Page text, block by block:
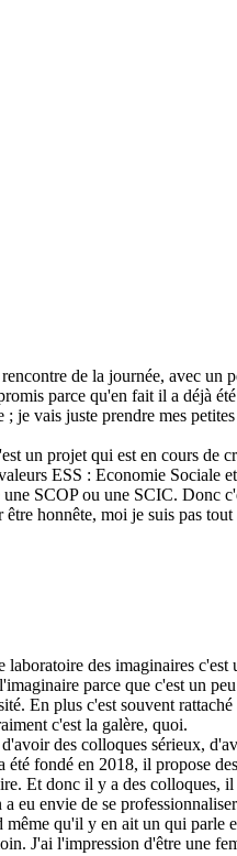
de la journée, avec un
parce qu'en fait il a déjà
je vais juste prendre mes
un projet qui est en cours de
ESS : Economie Sociale
SCOP ou une SCIC. Donc
honnête, moi je suis pas
des imaginaires c'est
parce que c'est un
En plus c'est souvent
c'est la galère, quoi.
des colloques sérieux,
fondé en 2018, il propose
Et donc il y a des colloques,
eu envie de se
qu'il y en ait un qui parle
J'ai l'impression d'être une